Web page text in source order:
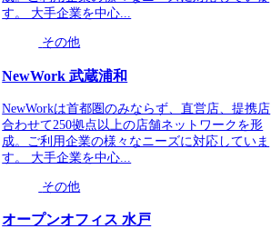
す。 大手企業を中心...
その他
NewWork 武蔵浦和
NewWorkは首都圏のみならず、直営店、提携店
合わせて250拠点以上の店舗ネットワークを形
成。ご利用企業の様々なニーズに対応していま
す。 大手企業を中心...
その他
オープンオフィス 水戸